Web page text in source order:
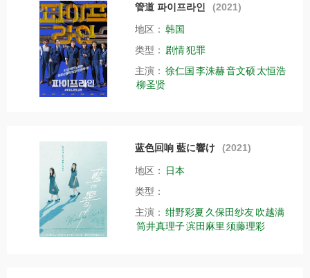
管道 파이프라인 (2021)
地区： 韩国
类型： 剧情犯罪
主演： 徐仁国 李洙赫音文硕太恒浩
柳圣贤
蓝色回响 藍に響け (2021)
地区：
日本
类型：
主演： 绀野彩夏 久保田纱友吹越满
筒井真理子滨田麻里 须藤理彩